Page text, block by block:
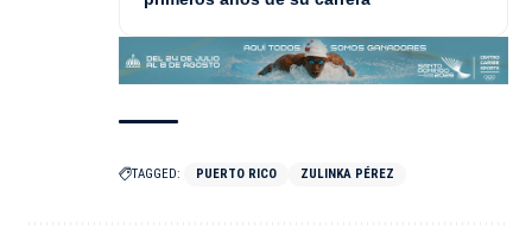
TAGGED: PUERTO RICO ZULINKA PÉREZ